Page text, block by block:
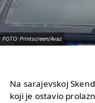
FOTO: Printscreen/Avaz
Na sarajevskoj
koji je ostavio